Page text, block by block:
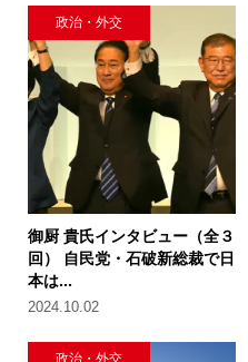
政治・外交
御厨 貴氏インタビュー（全３
回） 自民党・石破新総裁で日
本は...
2024.10.02
政治・外交